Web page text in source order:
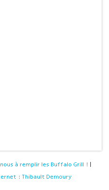
à remplir les Buffalo Grill !
: Thibault Demoury